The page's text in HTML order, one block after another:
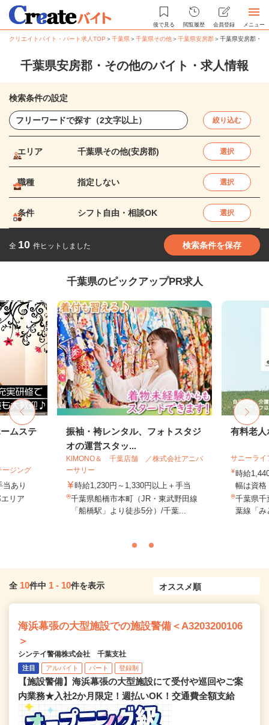
後で見る 閲覧履歴 会員登録 メニュー
クリエイトバイト・パート求人TOP ＞千葉県＞千葉県その他＞千葉県安房郡＞千葉県安房郡・
千葉県安房郡・その他のバイト・求人情報
検索条件の設定
絞り込む
エリア 千葉県その他(安房郡) 選択
職種 指定しない 選択
条件 シフト自由・相談OK 選択
全 10 件ヒットしました 検索条件を保存
千葉県のピックアップPR求人
ムステ
ージング
あり
エリア
振袖・袴レンタル、フォトスタジ
オの運営スタッ...
KIMONO＆ 千葉店舗 ／株式会社アニバ
ーサリー
時給1,230円～1,330円以上＋手当
千葉県船橋市本町（JR・東武野田線
「船橋駅」より徒歩5分）/千葉...
有料老人
サニーライ
時給
幅は資
千葉県千
葉線「み
全 10件中 1 - 10件を表示
海浜幕張の大型施設での施設警備＜A3203200106
＞
シンテイ警備株式会社 千葉支社
注目 アルバイト パート 登録制
【施設警備】海浜幕張の大型施設にて受付や巡回やご案
内業務★入社2か月限定！週払いOK！交通費全額支給